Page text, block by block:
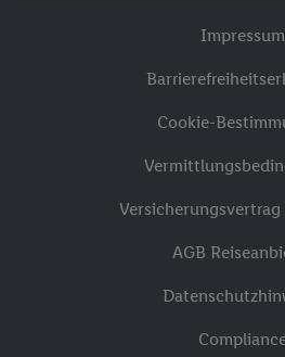
Impressum
Cookie-
AGB